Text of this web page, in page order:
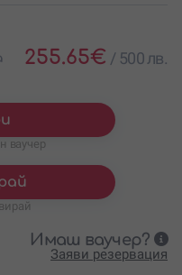
255.65€ / 500 лв.
ваучер
Имаш ваучер?
Заяви резервация